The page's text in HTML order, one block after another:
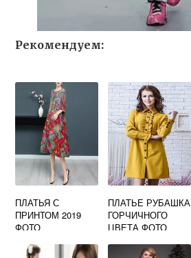
Рекомендуем:
ПЛАТЬЯ С
ПРИНТОМ 2019
ФОТО
ПЛАТЬЕ РУБАШКА
ГОРЧИЧНОГО
ЦВЕТА ФОТО